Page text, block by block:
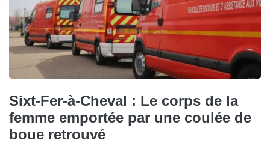
Sixt-Fer-à-Cheval : Le corps de la
femme emportée par une coulée de
boue retrouvé